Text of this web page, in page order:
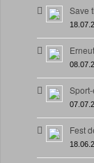
Save
Fest